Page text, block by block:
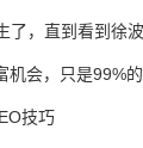
了，直到看到
机会，只是99%
技巧